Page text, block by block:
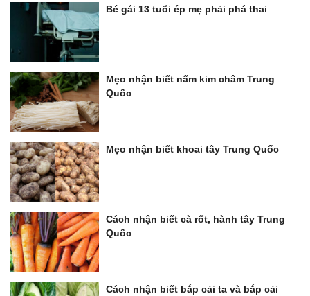
Bé gái 13 tuổi ép mẹ phải phá thai
Mẹo nhận biết nấm kim châm Trung
Quốc
Mẹo nhận biết khoai tây Trung Quốc
Cách nhận biết cà rốt, hành tây Trung
Quốc
Cách nhận biết bắp cải ta và bắp cải